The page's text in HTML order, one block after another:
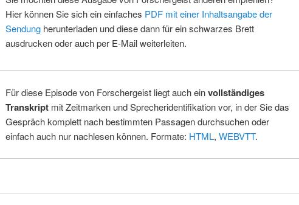
Hier können Sie sich ein einfaches PDF mit einer Inhaltsangabe der
Sendungherunterladen und diese dann für ein schwarzes Brett
ausdrucken oder auch per E-Mail weiterleiten.
Für diese Episode von Forschergeist liegt auch einvollständiges
Transkriptmit Zeitmarken und Sprecheridentifikation vor, in der Sie das
Gespräch komplett nach bestimmten Passagen durchsuchen oder
einfach auch nur nachlesen können. Formate: HTML, WEBVTT.